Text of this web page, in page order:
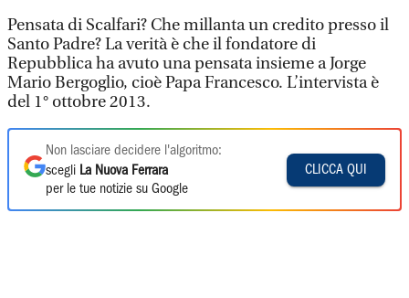
Pensata di Scalfari? Che millanta un credito presso il
Santo Padre? La verità è che il fondatore di
Repubblica ha avuto una pensata insieme a Jorge
Mario Bergoglio, cioè Papa Francesco. L’intervista è
del 1° ottobre 2013.
Non lasciare decidere l'algoritmo:
scegli La Nuova Ferrara
per le tue notizie su Google
CLICCA QUI